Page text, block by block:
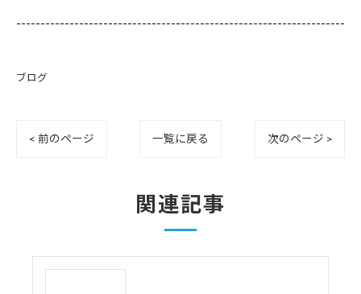
--------------------------------------------------------------------
ブログ
< 前のページ 一覧に戻る 次のページ >
関連記事